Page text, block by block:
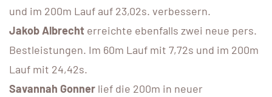
und im 200m Lauf auf 23,02s. verbessern.
Jakob Albrecht erreichte ebenfalls zwei neue pers.
Bestleistungen. Im 60m Lauf mit 7,72s und im 200m
Lauf mit 24,42s.
Savannah Gonner lief die 200m in neuer